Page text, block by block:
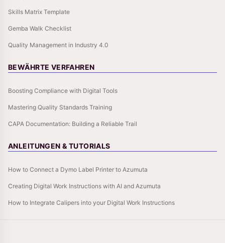
Skills Matrix Template
Gemba Walk Checklist
Quality Management in Industry 4.0
BEWÄHRTE VERFAHREN
Boosting Compliance with Digital Tools
Mastering Quality Standards Training
CAPA Documentation: Building a Reliable Trail
ANLEITUNGEN & TUTORIALS
How to Connect a Dymo Label Printer to Azumuta
Creating Digital Work Instructions with AI and Azumuta
How to Integrate Calipers into your Digital Work Instructions